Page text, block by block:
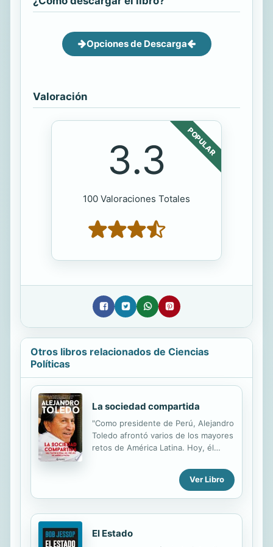
Opciones de Descarga
Valoración
POPULAR
3.3
100 Valoraciones Totales
Otros libros relacionados de Ciencias
Políticas
La sociedad compartida
"Como presidente de Perú, Alejandro
Toledo afrontó varios de los mayores
retos de América Latina. Hoy, él
de la región y ofrece un mapa de
ruta para promover el crecimiento y
crear la sociedad inclusiva y próspera
"Alejandro Toledo realiza la
observación crítica de que América
Ver Libro
El Estado